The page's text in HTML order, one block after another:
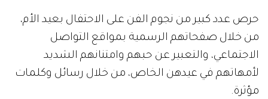
حرص عدد كبير من نجوم الفن على الاحتفال بعيد الأم،
من خلال صفحاتهم الرسمية بمواقع التواصل
الاجتماعي، والتعبير عن حبهم وامتنانهم الشديد
لأمهاتهم في عيدهن الخاص، من خلال رسائل وكلمات
مؤثرة.